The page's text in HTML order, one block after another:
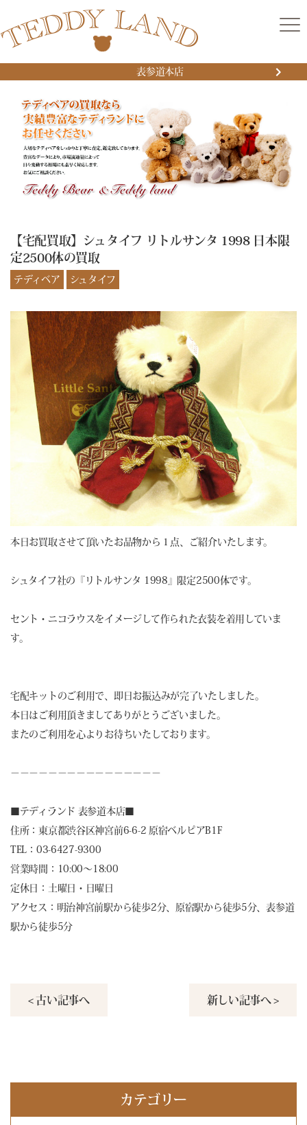
表参道本店
【宅配買取】シュタイフ リトルサンタ 1998 日本限
定2500体の買取
テディベア シュタイフ
本日お買取させて頂いたお品物から１点、ご紹介いたします。
シュタイフ社の『リトルサンタ 1998』限定2500体です。
セント・ニコラウスをイメージして作られた衣装を着用していま
す。
宅配キットのご利用で、即日お振込みが完了いたしました。
本日はご利用頂きましてありがとうございました。
またのご利用を心よりお待ちいたしております。
－－－－－－－－－－－－－－－－
テディランド 表参道本店
住所：東京都渋谷区神宮前6-6-2 原宿ベルピアB1F
TEL：03-6427-9300
営業時間：10:00～18:00
定休日：土曜日・日曜日
アクセス：明治神宮前駅から徒歩2分、原宿駅から徒歩5分、表参道
駅から徒歩5分
< 古い記事へ 新しい記事へ >
カテゴリー